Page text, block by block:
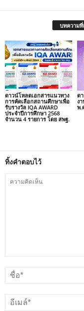
บทความที่
ดาวน์โหลดเอกสารแนวทาง
การคัดเลือกสถานศึกษาเพื่อ
รับรางวัล IQA AWARD
ประจำปีการศึกษา 2568
จำนวน 4 รายการ โดย สพฐ.
ด
ง
พ.
ทิ้งคำตอบไว้